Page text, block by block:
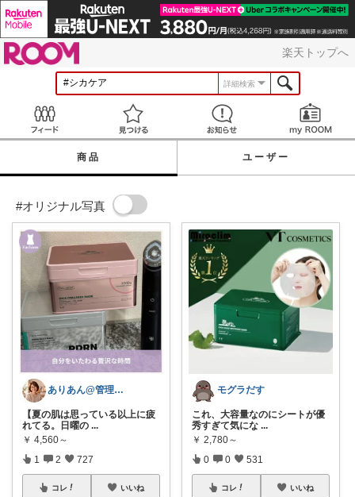
楽天トップへ
詳細検索
見つける お知らせ
商品 ユーザー
#オリジナル写真
ありあん@管理職シンママの手間なし生活
【夏の肌は思っている以上に疲
れてる。日曜の ...
￥ 4,560～
1 2 727
コレ いいね
モグラだす
これ、大容量なのにシートが優
秀すぎて気にな ...
￥ 2,780～
0 0 531
コレ いいね